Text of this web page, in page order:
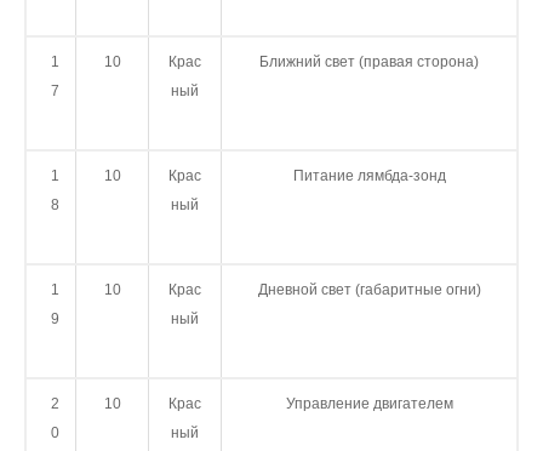
1
7
10
Крас
ный
Ближний свет (правая сторона)
1
8
10
Крас
ный
Питание лямбда-зонд
1
9
10
Крас
ный
Дневной свет (габаритные огни)
2
0
10
Крас
ный
Управление двигателем